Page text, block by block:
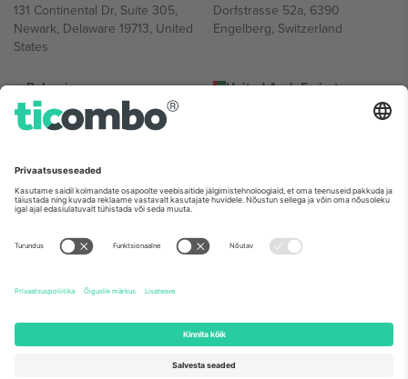
131 Continental Dr, Suite 305,
Newark, Delaware 19713, United
States
Dorfstrasse 52a, 6390
Engelberg, Switzerland
Bulgaria
Regus Sofia City West, bul
Totleben 53-55, 1606 Sofia,
United Arab Emirates
UAE Dubai Silicon Oasis, DDP
Mexico
Av Chapultepec 360, Roma
Norte, Cuauhtémoc, 06700
Ciudad de México, CDMX,
sündmusest ja/või domeenist. Detailide jaoks vaata konkreetse
sündmuse lehte, impressumit ja tingimusi.,
2026 Ticombo. Kõik õigused kaitstud.